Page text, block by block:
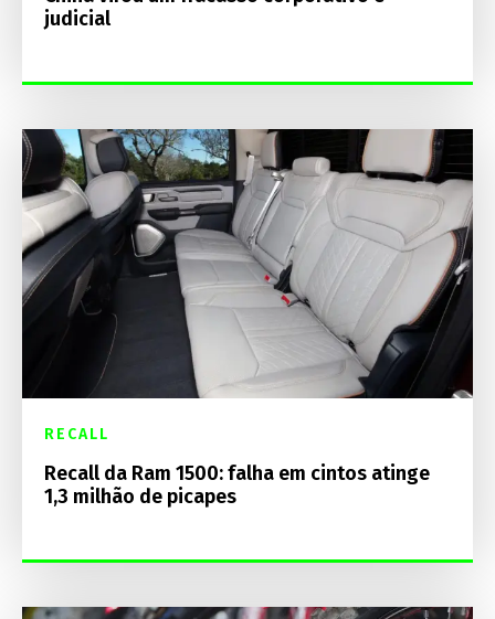
judicial
RECALL
Recall da Ram 1500: falha em cintos atinge
1,3 milhão de picapes